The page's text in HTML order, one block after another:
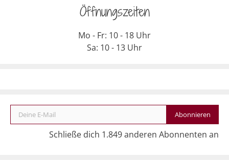
Öffnungszeiten
Mo - Fr: 10 - 18 Uhr
Sa: 10 - 13 Uhr
Deine E-Mail
Abonnieren
Schließe dich 1.849 anderen Abonnenten an